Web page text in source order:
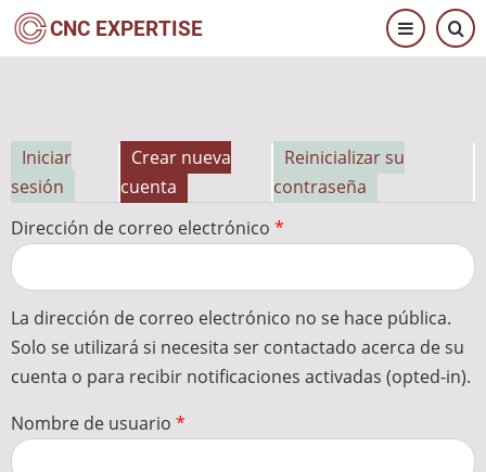
Pasar
CNC EXPERTISE
Solapas
principales
Iniciar
sesión
Crear nueva
cuenta
Reinicializar su
contraseña
Dirección de correo electrónico
La dirección de correo electrónico no se hace pública.
Solo se utilizará si necesita ser contactado acerca de su
cuenta o para recibir notificaciones activadas (opted-in).
Nombre de usuario